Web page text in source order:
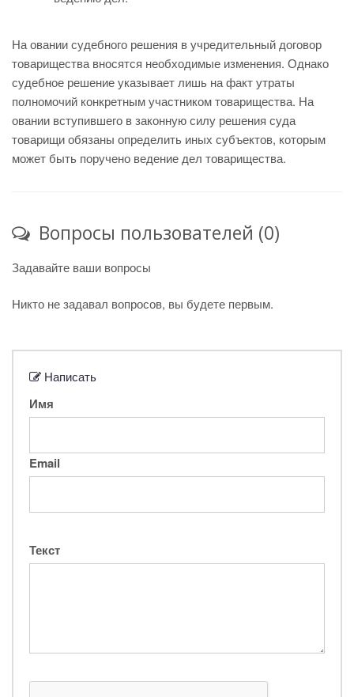
На овании судебного решения в учредительный договор
товарищества вносятся необходимые изменения. Однако
судебное решение указывает лишь на факт утраты
полномочий конкретным участником товарищества. На
овании вступившего в законную силу решения суда
товарищи обязаны определить иных субъектов, которым
может быть поручено ведение дел товарищества.
Вопросы пользователей (0)
Задавайте ваши вопросы
Никто не задавал вопросов, вы будете первым.
Написать
Имя
Email
Текст